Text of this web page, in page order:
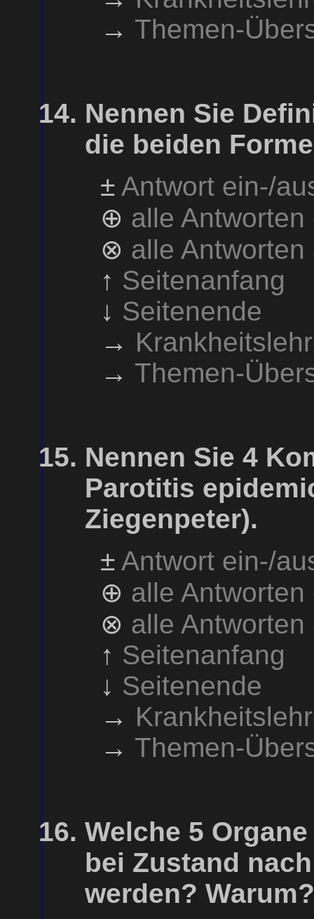
→ Themen-
Nennen Sie
die beiden
± Antwort ein-/
⊕ alle
⊗ alle
↑ Seitenanfang
↓ Seitenende
→
→ Themen-
Nennen Sie 4
Parotitis
Ziegenpeter).
± Antwort ein-/
⊕ alle
⊗ alle
↑ Seitenanfang
↓ Seitenende
→
→ Themen-
Welche 5
bei Zustand
werden? Warum?